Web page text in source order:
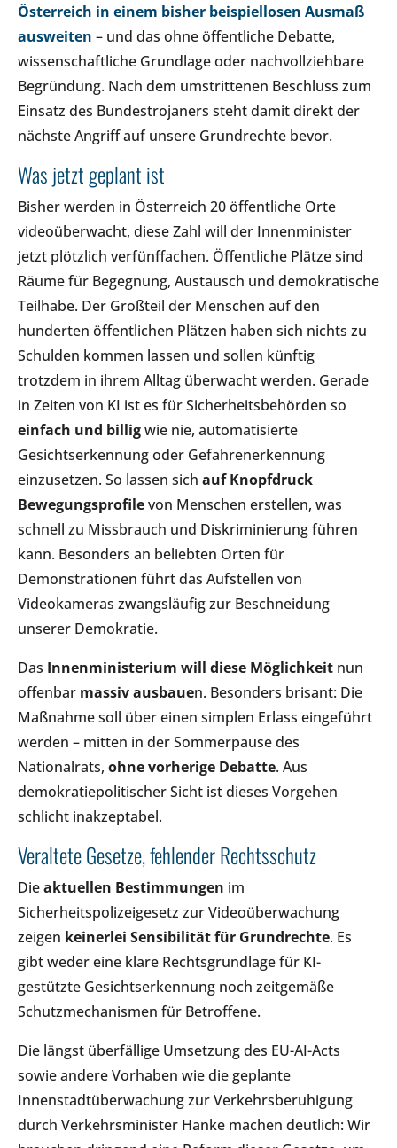
Österreich in einem bisher beispiellosen Ausmaß
ausweiten – und das ohne öffentliche Debatte,
wissenschaftliche Grundlage oder nachvollziehbare
Begründung. Nach dem umstrittenen Beschluss zum
Einsatz des Bundestrojaners steht damit direkt der
nächste Angriff auf unsere Grundrechte bevor.
Was jetzt geplant ist
Bisher werden in Österreich 20 öffentliche Orte
videoüberwacht, diese Zahl will der Innenminister
jetzt plötzlich verfünffachen. Öffentliche Plätze sind
Räume für Begegnung, Austausch und demokratische
Teilhabe. Der Großteil der Menschen auf den
hunderten öffentlichen Plätzen haben sich nichts zu
Schulden kommen lassen und sollen künftig
trotzdem in ihrem Alltag überwacht werden. Gerade
in Zeiten von KI ist es für Sicherheitsbehörden so
einfach und billigwie nie, automatisierte
Gesichtserkennung oder Gefahrenerkennung
einzusetzen. So lassen sich auf Knopfdruck
Bewegungsprofilevon Menschen erstellen, was
schnell zu Missbrauch und Diskriminierung führen
kann. Besonders an beliebten Orten für
Demonstrationen führt das Aufstellen von
Videokameras zwangsläufig zur Beschneidung
unserer Demokratie.
Das Innenministerium will diese Möglichkeit nun
offenbar massiv ausbauen. Besonders brisant: Die
Maßnahme soll über einen simplen Erlass eingeführt
werden – mitten in der Sommerpause des
Nationalrats, ohne vorherige Debatte. Aus
demokratiepolitischer Sicht ist dieses Vorgehen
schlicht inakzeptabel.
Veraltete Gesetze, fehlender Rechtsschutz
Dieaktuellen Bestimmungen im
Sicherheitspolizeigesetz zur Videoüberwachung
zeigen keinerlei Sensibilität für Grundrechte. Es
gibt weder eine klare Rechtsgrundlage für KI-
gestützte Gesichtserkennung noch zeitgemäße
Schutzmechanismen für Betroffene.
Die längst überfällige Umsetzung des EU-AI-Acts
sowie andere Vorhaben wie die geplante
Innenstadtüberwachung zur Verkehrsberuhigung
durch Verkehrsminister Hanke machen deutlich: Wir